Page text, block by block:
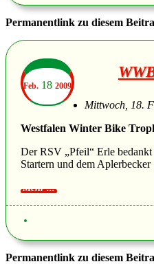
Permanentlink zu diesem
Feb. 18 2009
Mittwoch, 18.
Westfalen Winter Bike
Der RSV „Pfeil“ Erle
Startern und dem
Permanentlink zu diesem